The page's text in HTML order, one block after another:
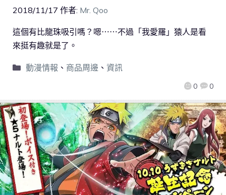
2018/11/17 作者: Mr. Qoo
0 0
這個有比龍珠吸引嗎？嗯⋯⋯不過「我愛羅」猿人是看
來挺有趣就是了。
動漫情報 、 商品周邊 、 資訊